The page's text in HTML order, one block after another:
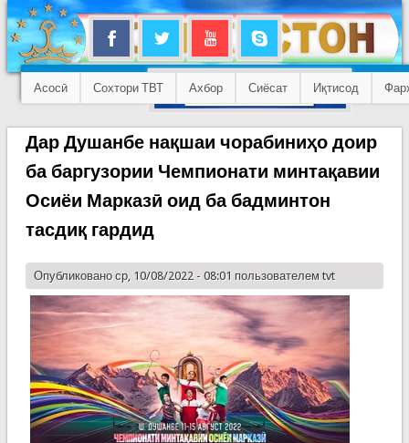
Асосӣ Сохтори ТВТ Ахбор Сиёсат Иқтисод
Дар Душанбе нақшаи чорабиниҳо доир
ба баргузории Чемпионати минтақавии
Осиёи Марказӣ оид ба бадминтон
тасдиқ гардид
Опубликовано ср, 10/08/2022 - 08:01 пользователем tvt